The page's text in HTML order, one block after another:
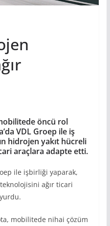
öncü rol
VDL Groep ile iş
hidrojen yakıt hücreli
araçlara adapte etti.
ile işbirliği yaparak,
ağır ticari
mobilitede nihai çözüm